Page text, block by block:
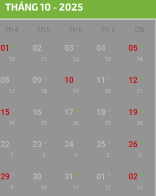
THÁNG 10 - 2025
Th 4 Th 5 Th 6 Th 7 CN
01
10
02
11
03
12
04
13
05
14
08
17
09
18
10
19
11
20
12
21
15
24
16
25
17
26
18
27
19
28
22
2
23
3
24
4
25
5
26
6
29
9
30
10
31
11
01
12
02
13